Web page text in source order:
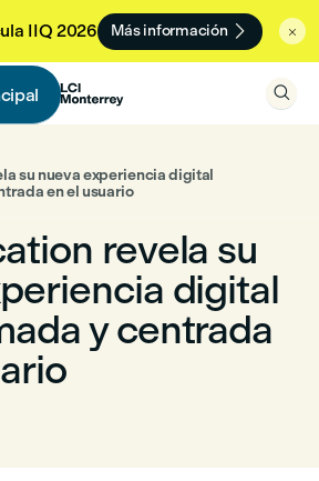
IIQ 2026 Más información 

su nueva experiencia digital
en el usuario
revela su
digital
y centrada